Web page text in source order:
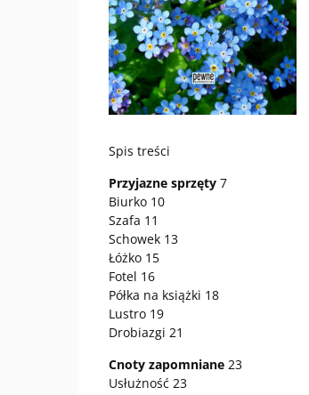
Spis treści
Przyjazne sprzęty 7
Biurko 10
Szafa 11
Schowek 13
Łóżko 15
Fotel 16
Półka na książki 18
Lustro 19
Drobiazgi 21
Cnoty zapomniane 23
Usłużność 23